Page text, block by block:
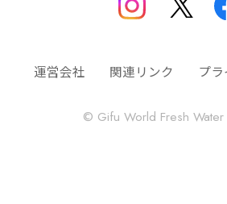
運営会社 関連リンク プ
© Gifu World Fresh Water